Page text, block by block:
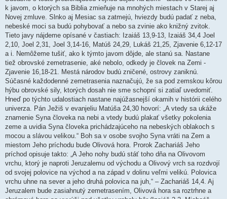
k javom, o ktorých sa Biblia zmieňuje na mnohých miestach v Starej aj
Novej zmluve. Slnko aj Mesiac sa zatmejú, hviezdy budú padať z neba,
nebeské moci sa budú pohybovať a nebo sa zvinie ako knižný zvitok.
Tieto javy nájdeme opísané v častiach: Izaiáš 13,9-13, Izaiáš 34,4 Joel
2,10, Joel 2,31, Joel 3,14-16, Matúš 24,29, Lukáš 21,25, Zjavenie 6,12-17
a i. Nemôžeme tušiť, ako k týmto javom dôjde, ale stanú sa. Nastane
tiež obrovské zemetrasenie, aké nebolo, odkedy je človek na Zemi -
Zjavenie 16,18-21. Mestá národov budú zničené, ostrovy zaniknú.
Súčasné každodenné zemetrasenia naznačujú, že sa pod zemskou kôrou
hýbu obrovské sily, ktorých dosah nie sme schopní si zatiaľ uvedomiť.
Hneď po týchto udalostiach nastane najúžasnejší okamih v histórii celého
univerza. Pán Ježiš v evanjeliu Matúša 24,30 hovorí: „A vtedy sa ukáže
znamenie Syna človeka na nebi a vtedy budú plakať všetky pokolenia
zeme a uvidia Syna človeka prichádzajúceho na nebeských oblakoch s
mocou a slávou velikou.“ Boh sa v osobe svojho Syna vráti na Zem a
miestom Jeho príchodu bude Olivová hora. Prorok Zachariáš Jeho
príchod opisuje takto: „A Jeho nohy budú stáť toho dňa na Olivovom
vrchu, ktorý je naproti Jeruzalemu od východu a Olivový vrch sa rozdvojí
od svojej polovice na východ a na západ v dolinu veľmi velikú. Polovica
vrchu uhne na sever a jeho druhá polovica na juh,“ – Zachariáš 14,4. Aj
Jeruzalem bude zasiahnutý zemetrasením, Olivová hora sa roztrhne a